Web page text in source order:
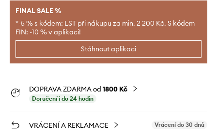
FINAL SALE %
*-5 % s kódem: LST při nákupu za min. 2 200 Kč. S kódem
FIN: -10 % v aplikaci!
Stáhnout aplikaci
DOPRAVA ZDARMA od 1800 Kč
Doručení i do 24 hodin
VRÁCENÍ A REKLAMACE Vrácení do 30 dnů